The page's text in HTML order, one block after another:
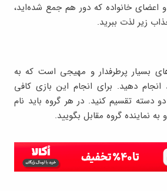
و اعضای خانواده که دور هم جمع شده‌اید،
زیر لذت ببرید.
بسیار پرطرفدار و مهیجی است که به
دهید. برای انجام این بازی کافی
دسته تقسیم کنید. در هر گروه باید نام
به نماینده گروه مقابل بگویید.